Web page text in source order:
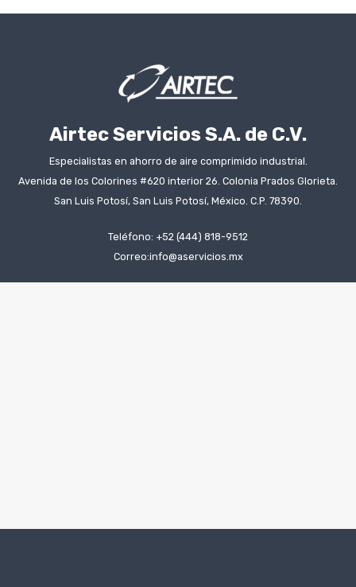
Airtec Servicios S.A. de C.V.
Especialistas en ahorro de aire comprimido industrial.
Avenida de los Colorines #620 interior 26. Colonia Prados Glorieta.
San Luis Potosí, San Luis Potosí, México. C.P. 78390.
Teléfono: +52 (444) 818-9512
Correo:info@aservicios.mx